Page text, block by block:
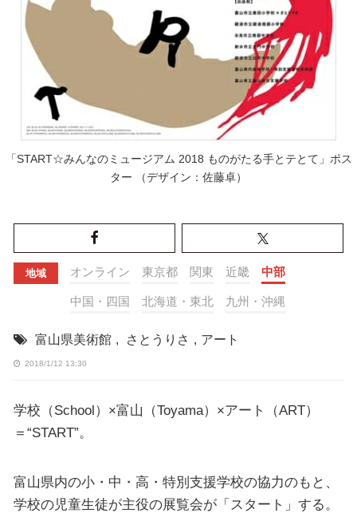
「START☆みんなのミュージアム 2018 ものがたる手とテとて」ポス
ター （デザイン：佐藤卓）
地域 オンライン 東京都 関東 近畿 中部
中国・四国 北海道・東北 九州・沖縄
富山県美術館 , さとうりさ , アート
2018/1/12 13:30
学校（School）×富山（Toyama）×アート（ART）
＝“START”。
富山県内の小・中・高・特別支援学校の協力のもと、
学校の児童生徒が主役の展覧会が「スタート」する。